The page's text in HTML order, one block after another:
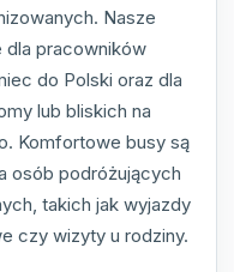
Nasze
dla pracowników
do Polski oraz dla
lub bliskich na
Komfortowe busy są
osób podróżujących
takich jak wyjazdy
czy wizyty u rodziny.